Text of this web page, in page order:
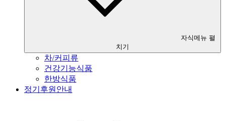
자식메뉴 펼
치기
차/커피류
건강기능식품
한방식품
정기후원안내